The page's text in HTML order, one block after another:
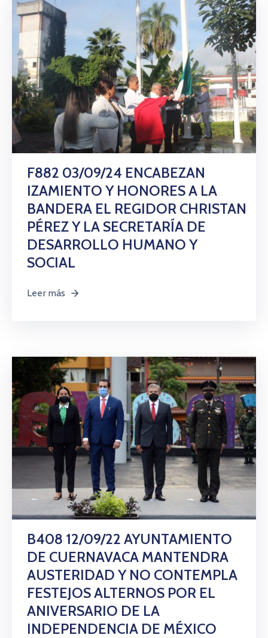
F882 03/09/24 ENCABEZAN
IZAMIENTO Y HONORES A LA
BANDERA EL REGIDOR CHRISTAN
PÉREZ Y LA SECRETARÍA DE
DESARROLLO HUMANO Y
SOCIAL
Leer más
B408 12/09/22 AYUNTAMIENTO
DE CUERNAVACA MANTENDRA
AUSTERIDAD Y NO CONTEMPLA
FESTEJOS ALTERNOS POR EL
ANIVERSARIO DE LA
INDEPENDENCIA DE MÉXICO